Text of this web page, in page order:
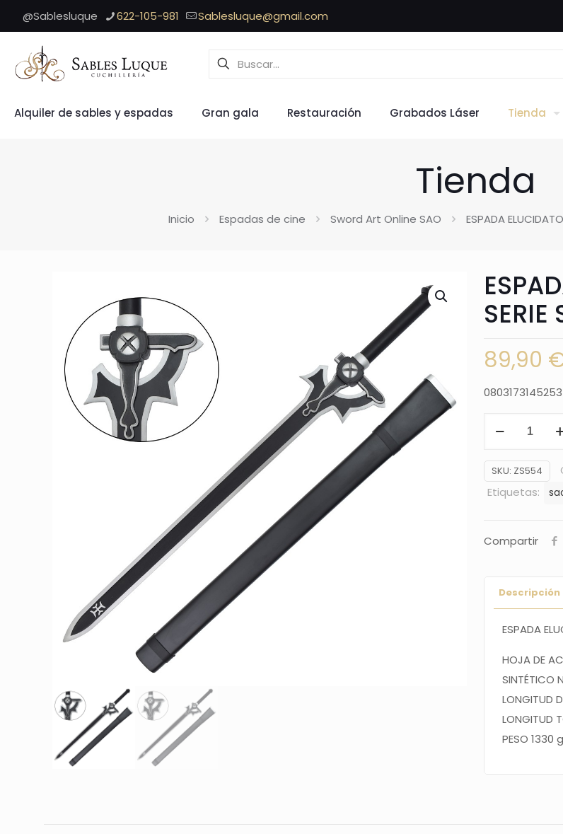
@Sablesluque 622-105-981 Sablesluque@gmail.com
Alquiler de sables y espadas Gran gala Restauración Grabados Láser Tienda
Tienda
Inicio Espadas de cine Sword Art Online SAO ESPADA
89,90
0803173145253
DE
KIRITO
SERIE
ART
cantidad
SKU: ZS554
Etiquetas:
Compartir
Descripción
ESPADA
HOJADE
SINTÉTICO
LONGITUD
LONGITUD
PESO 1330